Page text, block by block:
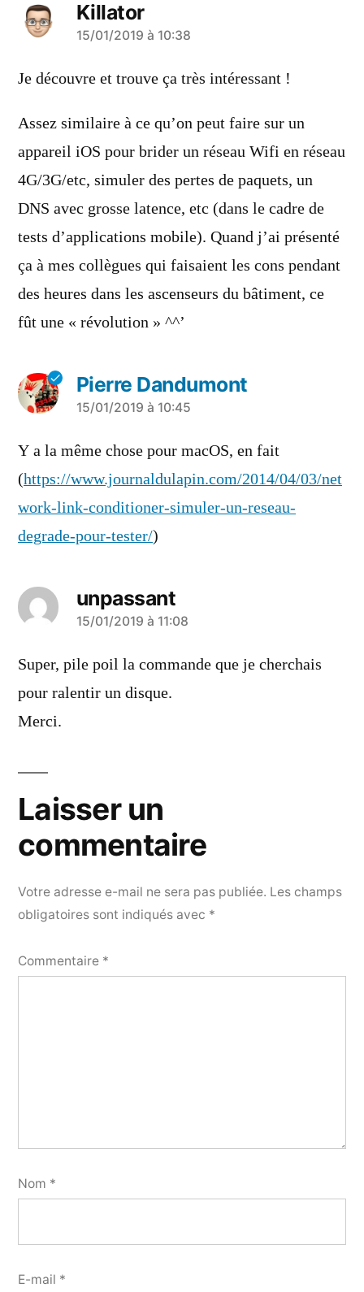
Killator
a
dit :
15/01/2019 à 10:38
Je découvre et trouve ça très intéressant !
Assez similaire à ce qu’on peut faire sur un
appareil iOS pour brider un réseau Wifi en réseau
4G/3G/etc, simuler des pertes de paquets, un
DNS avec grosse latence, etc (dans le cadre de
tests d’applications mobile). Quand j’ai présenté
ça à mes collègues qui faisaient les cons pendant
des heures dans les ascenseurs du bâtiment, ce
fût une « révolution » ^^’
Pierre Dandumont
a
dit :
15/01/2019 à 10:45
Y a la même chose pour macOS, en fait
(https://www.journaldulapin.com/2014/04/03/net
work-link-conditioner-simuler-un-reseau-
degrade-pour-tester/)
unpassant
a
dit :
15/01/2019 à 11:08
Super, pile poil la commande que je cherchais
pour ralentir un disque.
Merci.
Laisser un
commentaire
Votre adresse e-mail ne sera pas publiée. Les champs
obligatoires sont indiqués avec *
Commentaire *
Nom *
E-mail *